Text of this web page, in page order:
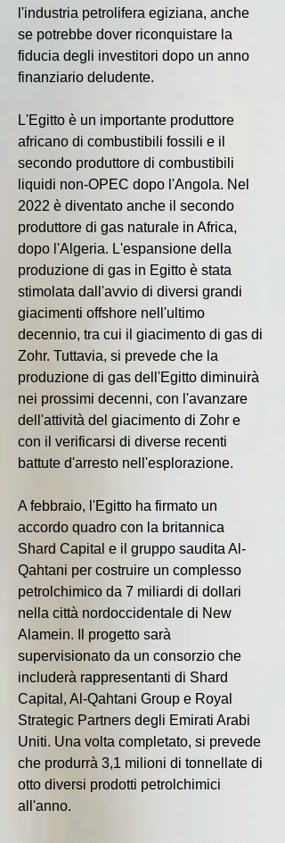
l'industria petrolifera egiziana, anche
se potrebbe dover riconquistare la
fiducia degli investitori dopo un anno
finanziario deludente.
L'Egitto è un importante produttore
africano di combustibili fossili e il
secondo produttore di combustibili
liquidi non-OPEC dopo l'Angola. Nel
2022 è diventato anche il secondo
produttore di gas naturale in Africa,
dopo l'Algeria. L'espansione della
produzione di gas in Egitto è stata
stimolata dall'avvio di diversi grandi
giacimenti offshore nell'ultimo
decennio, tra cui il giacimento di gas di
Zohr. Tuttavia, si prevede che la
produzione di gas dell'Egitto diminuirà
nei prossimi decenni, con l'avanzare
dell'attività del giacimento di Zohr e
con il verificarsi di diverse recenti
battute d'arresto nell'esplorazione.
A febbraio, l'Egitto ha firmato un
accordo quadro con la britannica
Shard Capital e il gruppo saudita Al-
Qahtani per costruire un complesso
petrolchimico da 7 miliardi di dollari
nella città nordoccidentale di New
Alamein. Il progetto sarà
supervisionato da un consorzio che
includerà rappresentanti di Shard
Capital, Al-Qahtani Group e Royal
Strategic Partners degli Emirati Arabi
Uniti. Una volta completato, si prevede
che produrrà 3,1 milioni di tonnellate di
otto diversi prodotti petrolchimici
all'anno.